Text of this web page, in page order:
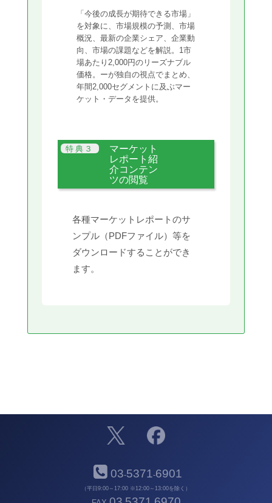
「今後の成長が期待できる市場」
を対象に、市場規模の予測、市場
概況、最新の企業シェア、企業動
向、市場の課題などを解説。1市
場あたり2,000円のリーズナブル
価格。ーが独自の視点でまとめ、
年間2,000セグメントに及ぶマー
ケット・データを提供。
マーケット
レポート紹
介コンテン
ツの閲覧
各種マーケットレポートのサ
ンプル（PDFファイル）等を
ダウンロードすることができ
ます。
03-5371-6901
（平日9:00～17:00 ※12:00～13:00を除く）